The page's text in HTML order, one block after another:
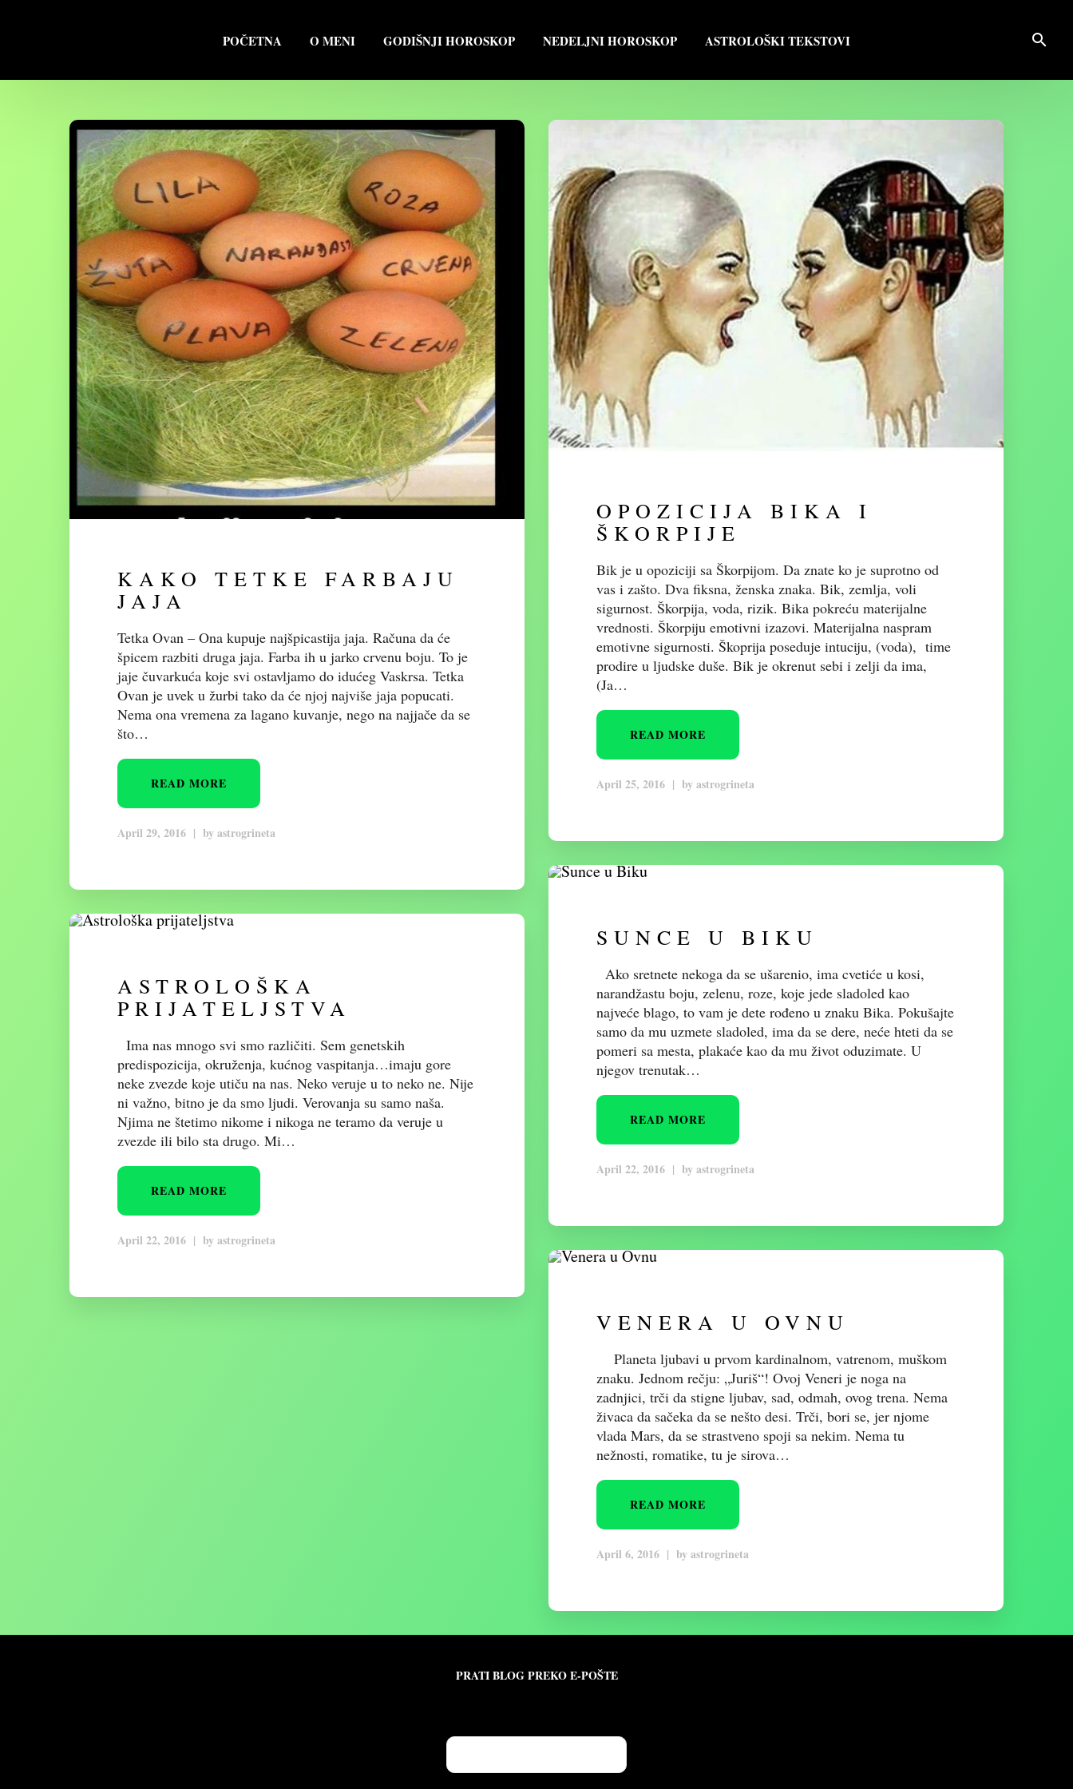
search
POČETNA O MENI GODIŠNJI HOROSKOP NEDELJNI HOROSKOP ASTROLOŠKI TEKSTOVI
KAKO TETKE FARBAJU
JAJA
Tetka Ovan – Ona kupuje najšpicastija jaja. Računa da će
špicem razbiti druga jaja. Farba ih u jarko crvenu boju. To je
jaje čuvarkuća koje svi ostavljamo do idućeg Vaskrsa. Tetka
Ovan je uvek u žurbi tako da će njoj najviše jaja popucati.
Nema ona vremena za lagano kuvanje, nego na najjače da se
što…
READ MORE
April 29, 2016 | byastrogrineta
OPOZICIJA BIKA I
ŠKORPIJE
Bik je u opoziciji sa Škorpijom. Da znate ko je suprotno od
vas i zašto. Dva fiksna, ženska znaka. Bik, zemlja, voli
sigurnost. Škorpija, voda, rizik. Bika pokreću materijalne
vrednosti. Škorpiju emotivni izazovi. Materijalna naspram
emotivne sigurnosti. Škoprija poseduje intuciju, (voda), time
prodire u ljudske duše. Bik je okrenut sebi i zelji da ima,
(Ja…
READ MORE
April 25, 2016 | byastrogrineta
SUNCE U BIKU
Ako sretnete nekoga da se ušarenio, ima cvetiće u kosi,
narandžastu boju, zelenu, roze, koje jede sladoled kao
najveće blago, to vam je dete rođeno u znaku Bika. Pokušajte
samo da mu uzmete sladoled, ima da se dere, neće hteti da se
pomeri sa mesta, plakaće kao da mu život oduzimate. U
njegov trenutak…
READ MORE
April 22, 2016 | byastrogrineta
ASTROLOŠKA
PRIJATELJSTVA
Ima nas mnogo svi smo različiti. Sem genetskih
predispozicija, okruženja, kućnog vaspitanja…imaju gore
neke zvezde koje utiču na nas. Neko veruje u to neko ne. Nije
ni važno, bitno je da smo ljudi. Verovanja su samo naša.
Njima ne štetimo nikome i nikoga ne teramo da veruje u
zvezde ili bilo sta drugo. Mi…
READ MORE
April 22, 2016 | byastrogrineta
VENERA U OVNU
Planeta ljubavi u prvom kardinalnom, vatrenom, muškom
znaku. Jednom rečju: „Juriš“! Ovoj Veneri je noga na
zadnjici, trči da stigne ljubav, sad, odmah, ovog trena. Nema
živaca da sačeka da se nešto desi. Trči, bori se, jer njome
vlada Mars, da se strastveno spoji sa nekim. Nema tu
nežnosti, romatike, tu je sirova…
READ MORE
April 6, 2016 | byastrogrineta
PRATI BLOG PREKO E-POŠTE